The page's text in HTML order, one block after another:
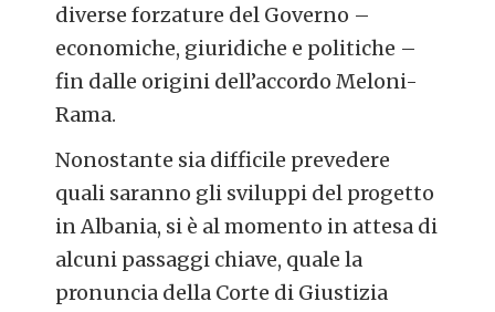
diverse forzature del Governo –
economiche, giuridiche e politiche –
fin dalle origini dell’accordo Meloni-
Rama.
Nonostante sia difficile prevedere
quali saranno gli sviluppi del progetto
in Albania, si è al momento in attesa di
alcuni passaggi chiave, quale la
pronuncia della Corte di Giustizia